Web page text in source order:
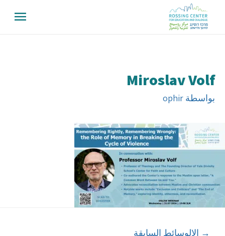
Miroslav Volf
بواسطة ophir
→ الالوسائط السابقة